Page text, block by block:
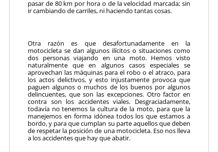
pasar de 80 km por hora o de la velocidad marcada; sin
ir cambiando de carriles, ni haciendo tantas cosas.
Otra razón es que desafortunadamente en la
motocicleta se dan algunos ilícitos o situaciones como
dos personas viajando en una moto. Hemos visto
naturalmente que en algunos casos especiales se
aprovechan las máquinas para el robo o el atraco, para
los actos delictivos, y esto injustamente provoca que
paguen algunos o muchos de los buenos por algunos
delincuentes, que son las excepciones. Otro factor en
contra son los accidentes viales. Desgraciadamente,
todavía no tenemos la cultura de la moto, para que la
manejemos en forma idónea todos los que estamos a
bordo, y para que cumplan su parte aquellos que deben
de respetar la posición de una motocicleta. Eso nos lleva
a los accidentes que hay que abatir.